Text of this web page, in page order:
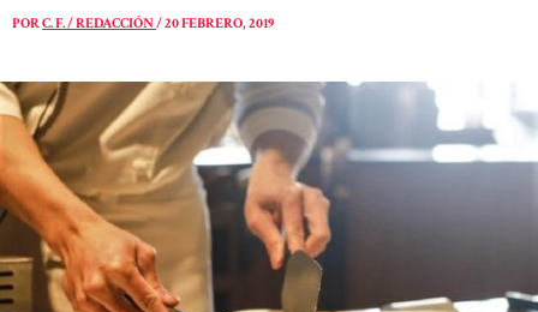
PORC. F. / REDACCIÓN/20 FEBRERO, 2019